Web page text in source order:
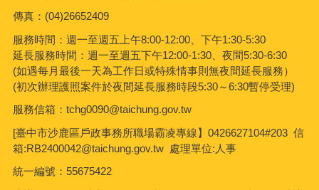
傳真： (04)26652409
服務時間：週一至週五上午8:00-12:00、下午1:30-5:30
延長服務時間：週一至週五下午12:00-1:30、夜間5:30-6:30
(如遇每月最後一天為工作日或特殊情事則無夜間延長服務）
(初次辦理護照案件於夜間延長服務時段5:30～6:30暫停受理)
服務信箱：tchg0090@taichung.gov.tw
[臺中市沙鹿區戶政事務所職場霸凌專線】0426627104#203 信
箱:RB2400042@taichung.gov.tw 處理單位:人事
統一編號：55675422